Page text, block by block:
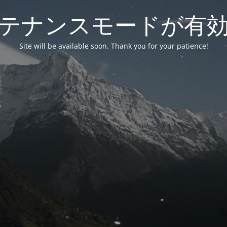
ナンスモードが有
Site will be available soon. Thank you for your patience!